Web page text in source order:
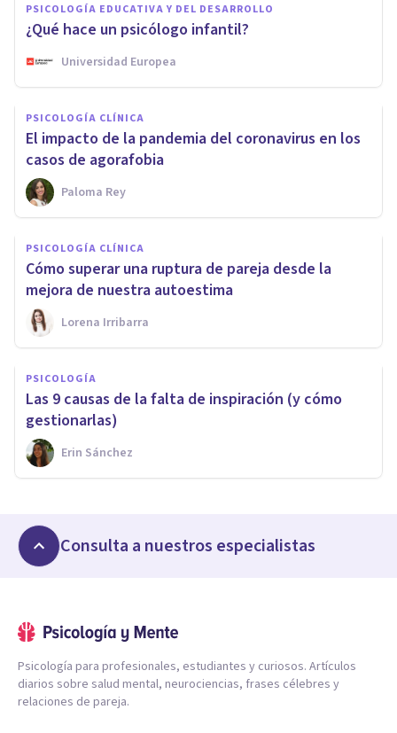
PSICOLOGÍA EDUCATIVA Y DEL DESARROLLO
¿Qué hace un psicólogo infantil?
Universidad Europea
PSICOLOGÍA CLÍNICA
El impacto de la pandemia del coronavirus en los
casos de agorafobia
Paloma Rey
PSICOLOGÍA CLÍNICA
Cómo superar una ruptura de pareja desde la
mejora de nuestra autoestima
Lorena Irribarra
PSICOLOGÍA
Las 9 causas de la falta de inspiración (y cómo
gestionarlas)
Erin Sánchez
Consulta a nuestros especialistas
Psicología para profesionales, estudiantes y curiosos. Artículos
diarios sobre salud mental, neurociencias, frases célebres y
relaciones de pareja.